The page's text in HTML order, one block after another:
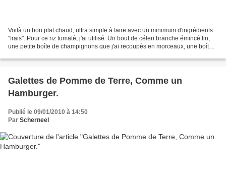
Voilà un bon plat chaud, ultra simple à faire avec un minimum d'ingrédients
"frais". Pour ce riz tomaté, j'ai utilisé: Un bout de céleri branche émincé fin,
une petite boîte de champignons que j'ai recoupés en morceaux, une boîte
Galettes de Pomme de Terre, Comme un
Hamburger.
Publié le 09/01/2010 à 14:50
Par Scherneel